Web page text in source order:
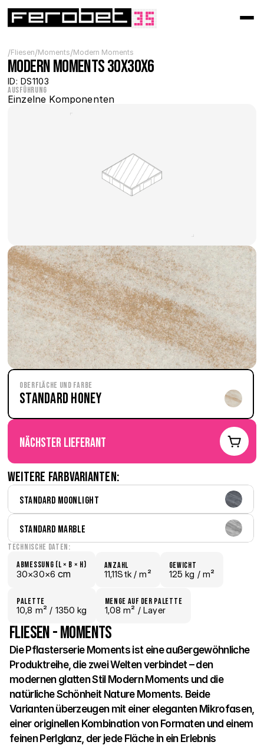
/Fliesen/Moments/Modern Moments
Modern MOMENTS 30x30x6
ID: DS1103
Ausführung
Einzelne Komponenten
Oberfläche und Farbe
Standard Honey
nächster Lieferant
Weitere Farbvarianten:
Standard Moonlight
Standard Marble
Technische Daten:
Abmessung (L × B × H)
30×30×6 cm
Anzahl
11,11Stk / m²
Gewicht
125 kg / m²
Palette
10,8 m² / 1350 kg
Menge auf der Palette
1,08 m² / Layer
Fliesen - Moments
Die Pflasterserie Moments ist eine außergewöhnliche
Produktreihe, die zwei Welten verbindet – den
modernen glatten Stil Modern Moments und die
natürliche Schönheit Nature Moments. Beide
Varianten überzeugen mit einer eleganten Mikrofasen,
einer originellen Kombination von Formaten und einem
feinen Perlglanz, der jede Fläche in ein Erlebnis